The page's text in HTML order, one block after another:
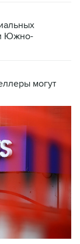
Южно-
могут